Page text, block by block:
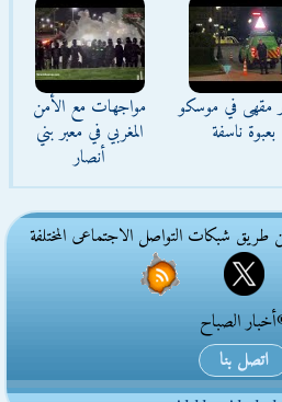
مقهى في موسكو
بعبوة ناسفة
مواجهات مع الأمن
المغربي في معبر بني
أنصار
طريق شبكات التواصل الاجتماعى المختلفة
الصباح
اتصل بنا